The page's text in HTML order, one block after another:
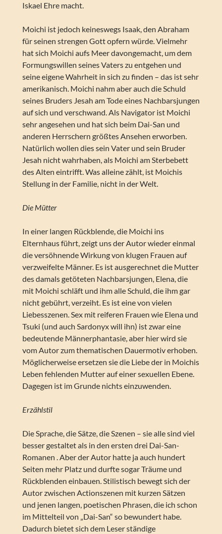
Iskael Ehre macht.
Moichi ist jedoch keineswegs Isaak, den Abraham
für seinen strengen Gott opfern würde. Vielmehr
hat sich Moichi aufs Meer davongemacht, um dem
Formungswillen seines Vaters zu entgehen und
seine eigene Wahrheit in sich zu finden – das ist sehr
amerikanisch. Moichi nahm aber auch die Schuld
seines Bruders Jesah am Tode eines Nachbarsjungen
auf sich und verschwand. Als Navigator ist Moichi
sehr angesehen und hat sich beim Dai-San und
anderen Herrschern größtes Ansehen erworben.
Natürlich wollen dies sein Vater und sein Bruder
Jesah nicht wahrhaben, als Moichi am Sterbebett
des Alten eintrifft. Was alleine zählt, ist Moichis
Stellung in der Familie, nicht in der Welt.
Die Mütter
In einer langen Rückblende, die Moichi ins
Elternhaus führt, zeigt uns der Autor wieder einmal
die versöhnende Wirkung von klugen Frauen auf
verzweifelte Männer. Es ist ausgerechnet die Mutter
des damals getöteten Nachbarsjungen, Elena, die
mit Moichi schläft und ihm alle Schuld, die ihm gar
nicht gebührt, verzeiht. Es ist eine von vielen
Liebesszenen. Sex mit reiferen Frauen wie Elena und
Tsuki (und auch Sardonyx will ihn) ist zwar eine
bedeutende Männerphantasie, aber hier wird sie
vom Autor zum thematischen Dauermotiv erhoben.
Möglicherweise ersetzen sie die Liebe der in Moichis
Leben fehlenden Mutter auf einer sexuellen Ebene.
Dagegen ist im Grunde nichts einzuwenden.
Erzählstil
Die Sprache, die Sätze, die Szenen – sie alle sind viel
besser gestaltet als in den ersten drei Dai-San-
Romanen . Aber der Autor hatte ja auch hundert
Seiten mehr Platz und durfte sogar Träume und
Rückblenden einbauen. Stilistisch bewegt sich der
Autor zwischen Actionszenen mit kurzen Sätzen
und jenen langen, poetischen Phrasen, die ich schon
im Mittelteil von „Dai-San“ so bewundert habe.
Dadurch bietet sich dem Leser ständige